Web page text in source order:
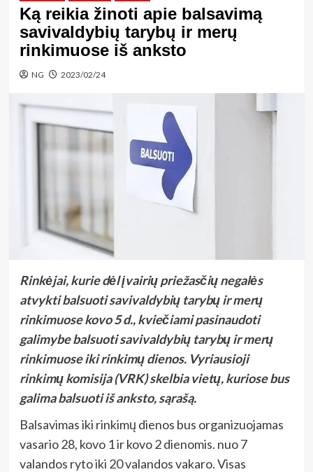
Ką reikia žinoti apie balsavimą
savivaldybių tarybų ir merų
rinkimuose iš anksto
NG 2023/02/24
Rinkėjai, kurie dėl įvairių priežasčių negalės
atvykti balsuoti savivaldybių tarybų ir merų
rinkimuose kovo 5 d., kviečiami pasinaudoti
galimybe balsuoti savivaldybių tarybų ir merų
rinkimuose iki rinkimų dienos. Vyriausioji
rinkimų komisija (VRK) skelbia vietų, kuriose bus
galima balsuoti iš anksto, sąrašą.
Balsavimas iki rinkimų dienos bus organizuojamas
vasario 28, kovo 1 ir kovo 2 dienomis. nuo 7
valandos ryto iki 20 valandos vakaro. Visas